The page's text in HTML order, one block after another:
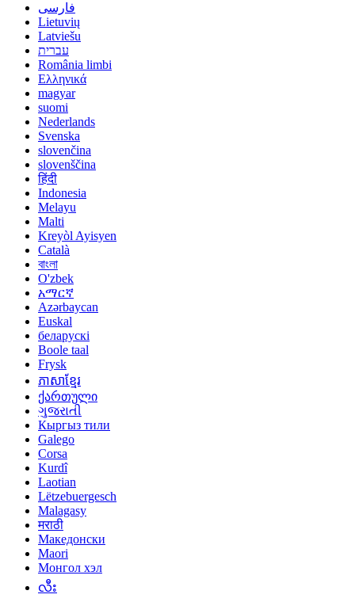
فارسی
Lietuvių
Latviešu
עברית
România limbi
Ελληνικά
magyar
suomi
Nederlands
Svenska
slovenčina
slovenščina
हिंदी
Indonesia
Melayu
Malti
Kreyòl Ayisyen
Català
বাংলা
O'zbek
አማርኛ
Azərbaycan
Euskal
беларускі
Boole taal
Frysk
ភាសាខ្មែរ
ქართული
ગુજરાતી
Кыргыз тили
Galego
Corsa
Kurdî
Laotian
Lëtzebuergesch
Malagasy
मराठी
Македонски
Maori
Монгол хэл
လီး